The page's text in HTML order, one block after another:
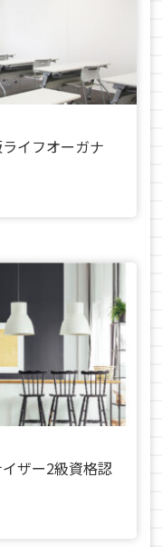
イフオーガナ
ザー2級資格認